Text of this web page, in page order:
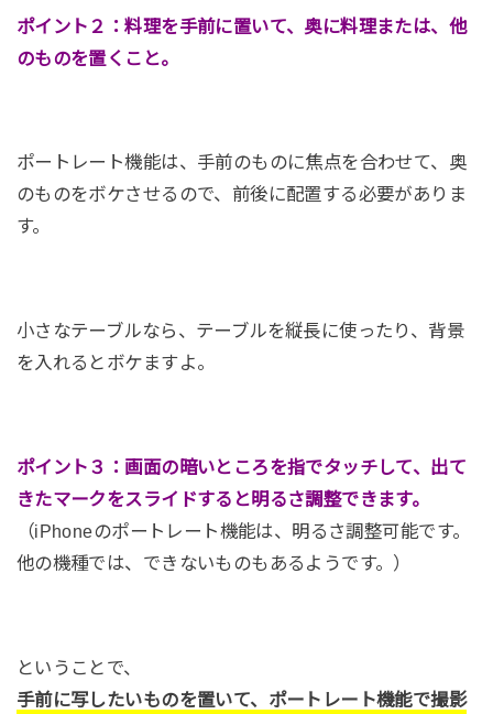
ポイント２：料理を手前に置いて、奥に料理または、他
のものを置くこと。
ポートレート機能は、手前のものに焦点を合わせて、奥
のものをボケさせるので、前後に配置する必要がありま
す。
小さなテーブルなら、テーブルを縦長に使ったり、背景
を入れるとボケますよ。
ポイント３：画面の暗いところを指でタッチして、出て
きたマークをスライドすると明るさ調整できます。
（iPhoneのポートレート機能は、明るさ調整可能です。
他の機種では、できないものもあるようです。）
ということで、
手前に写したいものを置いて、ポートレート機能で撮影